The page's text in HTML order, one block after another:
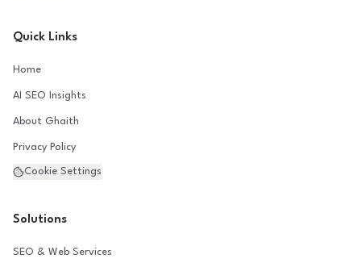
Quick Links
Home
AI SEO Insights
About Ghaith
Privacy Policy
Cookie Settings
Solutions
SEO & Web Services